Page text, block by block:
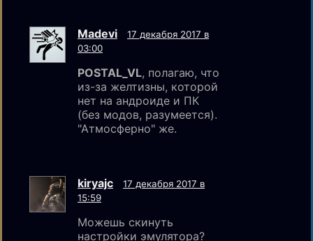
Madevi
17 декабря 2017 в
03:00
POSTAL_VL, полагаю, что
из-за желтизны, которой
нет на андроиде и ПК
(без модов, разумеется).
"Атмосферно" же.
kiryajc
17 декабря 2017 в
15:59
Можешь скинуть
настройки эмулятора?